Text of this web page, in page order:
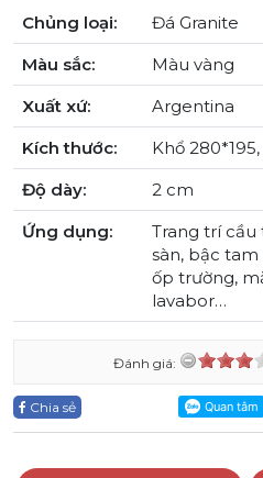
Chủng loại:
Đá Granite
Màu sắc:
Màu vàng
Xuất xứ:
Argentina
Kích thước:
Khổ
Độ dày:
2 cm
Ứng dụng:
Trang trí cầu
sàn, bậc
ốp trường,
lavabor…
Đánh giá:
Chia sẻ